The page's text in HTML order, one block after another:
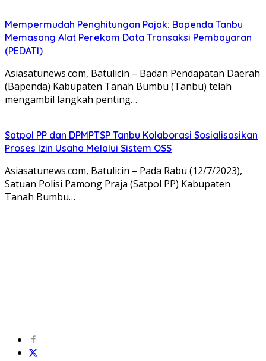
Mempermudah Penghitungan Pajak: Bapenda Tanbu
Memasang Alat Perekam Data Transaksi Pembayaran
(PEDATI)
Asiasatunews.com, Batulicin – Badan Pendapatan Daerah
(Bapenda) Kabupaten Tanah Bumbu (Tanbu) telah
mengambil langkah penting…
Satpol PP dan DPMPTSP Tanbu Kolaborasi Sosialisasikan
Proses Izin Usaha Melalui Sistem OSS
Asiasatunews.com, Batulicin – Pada Rabu (12/7/2023),
Satuan Polisi Pamong Praja (Satpol PP) Kabupaten
Tanah Bumbu…